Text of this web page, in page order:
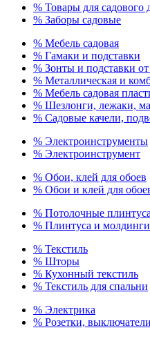
% Товары для садового
% Заборы садовые
% Мебель садовая
% Гамаки и подставки
% Зонты и подставки
% Металлическая и
% Мебель садовая
% Шезлонги, лежаки,
% Садовые качели,
% Электроинструменты
% Электроинструмент
% Обои, клей для обоев
% Обои и клей для
% Потолочные
% Плинтуса и
% Текстиль
% Шторы
% Кухонный текстиль
% Текстиль для спальни
% Электрика
% Розетки, выключатели